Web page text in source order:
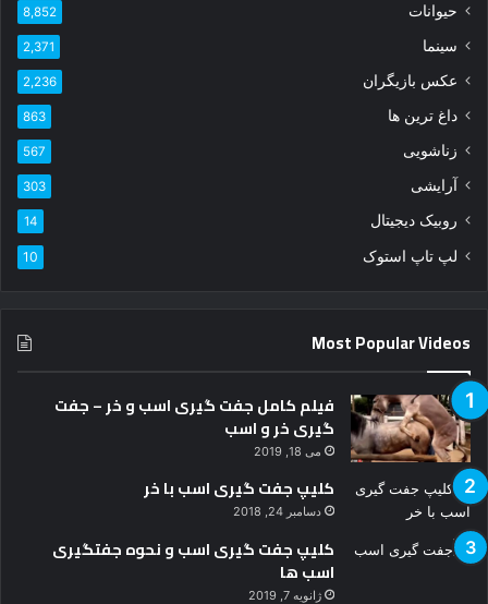
و
ا
ر
ن
د
حیوانات 8,852
سینما 2,371
عکس بازیگران 2,236
داغ ترین ها 863
زناشویی 567
آرایشی 303
روبیک دیجیتال 14
لپ تاپ استوک 10
Most Popular Videos
فیلم کامل جفت گیری اسب و خر – جفت
گیری خر و اسب
می 18, 2019
کلیپ جفت گیری اسب با خر
دسامبر 24, 2018
کلیپ جفت گیری اسب و نحوه جفتگیری
اسب ها
ژانویه 7, 2019